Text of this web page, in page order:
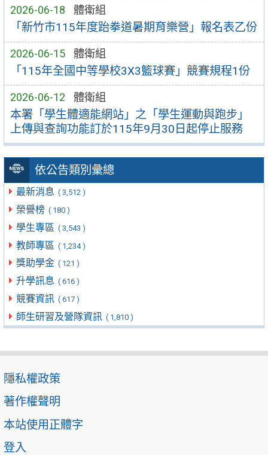
2026-06-18 體衛組
「新竹市115年度跆拳道暑期育樂營」報名表乙份
2026-06-15 體衛組
「115年全國中等學校3X3籃球賽」競賽規程1份
2026-06-12 體衛組
本署「學生體適能網站」之「學生運動與跑步」
上傳與查詢功能訂於115年9月30日起停止服務
依公告類別彙總
最新消息 ( 3,512 )
榮譽榜 ( 180 )
學生專區 ( 3,543 )
教師專區 ( 1,234 )
獎助學金 ( 121 )
升學訊息 ( 616 )
競賽資訊 ( 617 )
師生研習及營隊資訊 ( 1,810 )
隱私權政策
著作權聲明
本站使用正體字
登入